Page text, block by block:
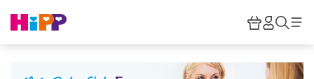
HiPP